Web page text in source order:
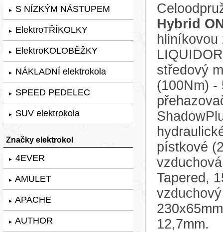
► S NÍZKÝM NÁSTUPEM
► ElektroTŘÍKOLKY
► ElektroKOLOBĚŽKY
► NÁKLADNÍ elektrokola
► SPEED PEDELEC
► SUV elektrokola
Značky elektrokol
► 4EVER
► AMULET
► APACHE
► AUTHOR
Hybrid
středový
(100Nm) -
pístkové
Tapered,
12,7mm.